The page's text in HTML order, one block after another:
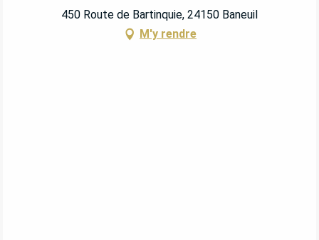
450 Route de Bartinquie, 24150 Baneuil
M'y rendre